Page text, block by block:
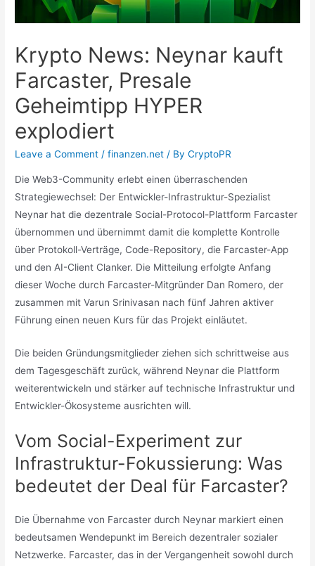
Krypto News: Neynar kauft
Farcaster, Presale
Geheimtipp HYPER
explodiert
Leave a Comment /finanzen.net / ByCryptoPR
Die Web3-Community erlebt einen überraschenden
Strategiewechsel: Der Entwickler-Infrastruktur-Spezialist
Neynar hat die dezentrale Social-Protocol-Plattform Farcaster
übernommen und übernimmt damit die komplette Kontrolle
über Protokoll-Verträge, Code-Repository, die Farcaster-App
und den AI-Client Clanker. Die Mitteilung erfolgte Anfang
dieser Woche durch Farcaster-Mitgründer Dan Romero, der
zusammen mit Varun Srinivasan nach fünf Jahren aktiver
Führung einen neuen Kurs für das Projekt einläutet.
Die beiden Gründungsmitglieder ziehen sich schrittweise aus
dem Tagesgeschäft zurück, während Neynar die Plattform
weiterentwickeln und stärker auf technische Infrastruktur und
Entwickler-Ökosysteme ausrichten will.
Vom Social-Experiment zur
Infrastruktur-Fokussierung: Was
bedeutet der Deal für Farcaster?
Die Übernahme von Farcaster durch Neynar markiert einen
bedeutsamen Wendepunkt im Bereich dezentraler sozialer
Netzwerke. Farcaster, das in der Vergangenheit sowohl durch